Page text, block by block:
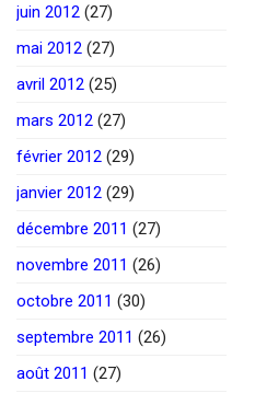
juin 2012 (27)
mai 2012 (27)
avril 2012 (25)
mars 2012 (27)
février 2012 (29)
janvier 2012 (29)
décembre 2011 (27)
novembre 2011 (26)
octobre 2011 (30)
septembre 2011 (26)
août 2011 (27)